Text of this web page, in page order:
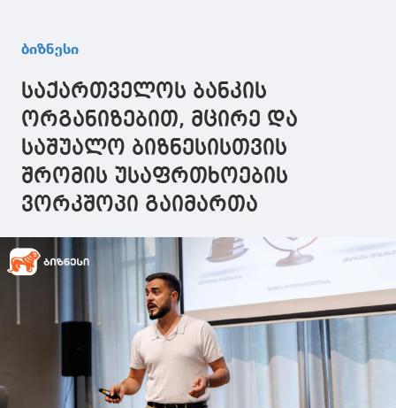
ბიზნესი
საქართველოს ბანკის
ორგანიზებით, მცირე და
საშუალო ბიზნესისთვის
შრომის უსაფრთხოების
ვორკშოპი გაიმართა